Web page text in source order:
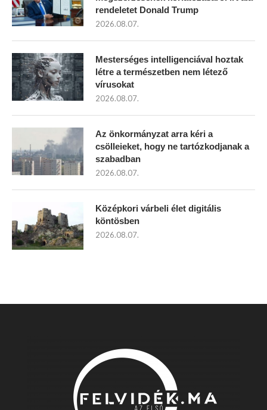
rendeletet Donald Trump
2026.08.07.
Mesterséges intelligenciával hoztak
létre a természetben nem létező
vírusokat
2026.08.07.
Az önkormányzat arra kéri a
csölleieket, hogy ne tartózkodjanak a
szabadban
2026.08.07.
Középkori várbeli élet digitális
köntösben
2026.08.07.